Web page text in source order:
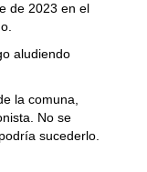
de 2023 en el
aludiendo
la comuna,
No se
sucederlo.